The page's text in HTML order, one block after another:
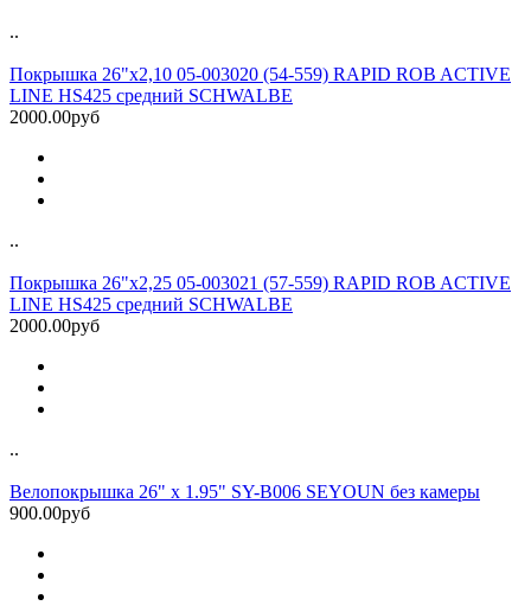
..
Покрышка 26"x2,10 05-003020 (54-559) RAPID ROB ACTIVE
LINE HS425 средний SCHWALBE
2000.00руб
..
Покрышка 26"x2,25 05-003021 (57-559) RAPID ROB ACTIVE
LINE HS425 средний SCHWALBE
2000.00руб
..
Велопокрышка 26" x 1.95" SY-B006 SEYOUN без камеры
900.00руб